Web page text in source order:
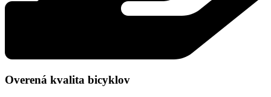
Overená kvalita bicyklov